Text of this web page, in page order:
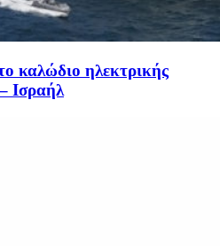
καλώδιο ηλεκτρικής
Ισραήλ